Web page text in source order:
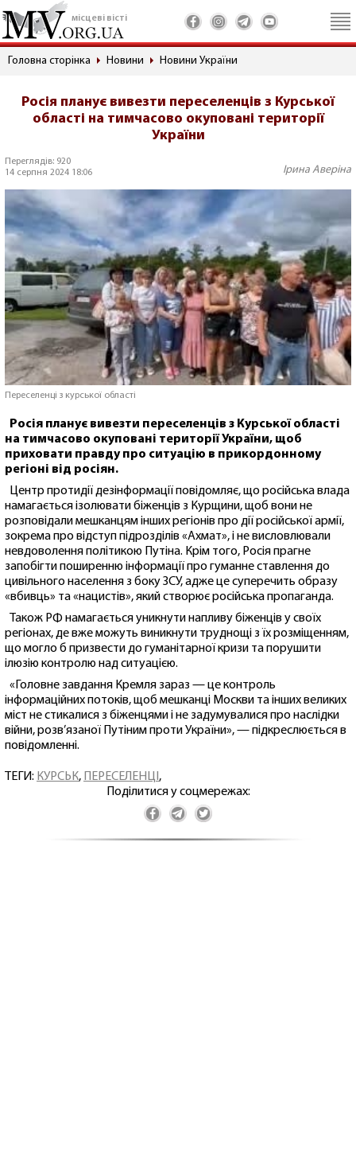
місцеві вісті
Головна сторінка Новини Новини України
Росія планує вивезти переселенців з Курської
області на тимчасово окуповані території
України
Переглядів: 920
14 серпня 2024 18:06
Ірина Аверіна
Переселенці з курської області
Росія планує вивезти переселенців з Курської області
на тимчасово окуповані території України, щоб
приховати правду про ситуацію в прикордонному
регіоні від росіян.
Центр протидії дезінформації повідомляє, що російська влада
намагається ізолювати біженців з Курщини, щоб вони не
розповідали мешканцям інших регіонів про дії російської армії,
зокрема про відступ підрозділів «Ахмат», і не висловлювали
невдоволення політикою Путіна. Крім того, Росія прагне
запобігти поширенню інформації про гуманне ставлення до
цивільного населення з боку ЗСУ, адже це суперечить образу
«вбивць» та «нацистів», який створює російська пропаганда.
Також РФ намагається уникнути напливу біженців у своїх
регіонах, де вже можуть виникнути труднощі з їх розміщенням,
що могло б призвести до гуманітарної кризи та порушити
ілюзію контролю над ситуацією.
«Головне завдання Кремля зараз — це контроль
інформаційних потоків, щоб мешканці Москви та інших великих
міст не стикалися з біженцями і не задумувалися про наслідки
війни, розв’язаної Путіним проти України», — підкреслюється в
повідомленні.
ТЕГИ: КУРСЬК, ПЕРЕСЕЛЕНЦІ,
Поділитися у соцмережах: